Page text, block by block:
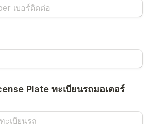
Plate ทะเบียนรถมอเตอร์